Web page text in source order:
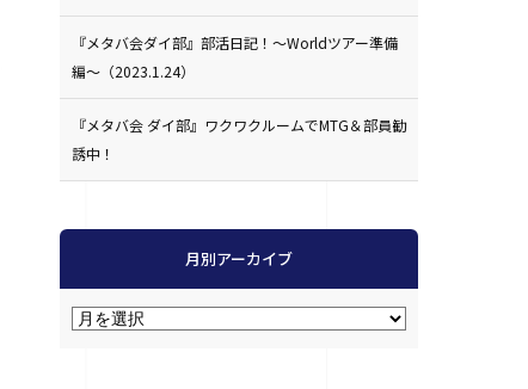
『メタバ会ダイ部』部活日記！〜Worldツアー準備
編〜（2023.1.24）
『メタバ会 ダイ部』ワクワクルームでMTG＆部員勧
誘中！
月別アーカイブ